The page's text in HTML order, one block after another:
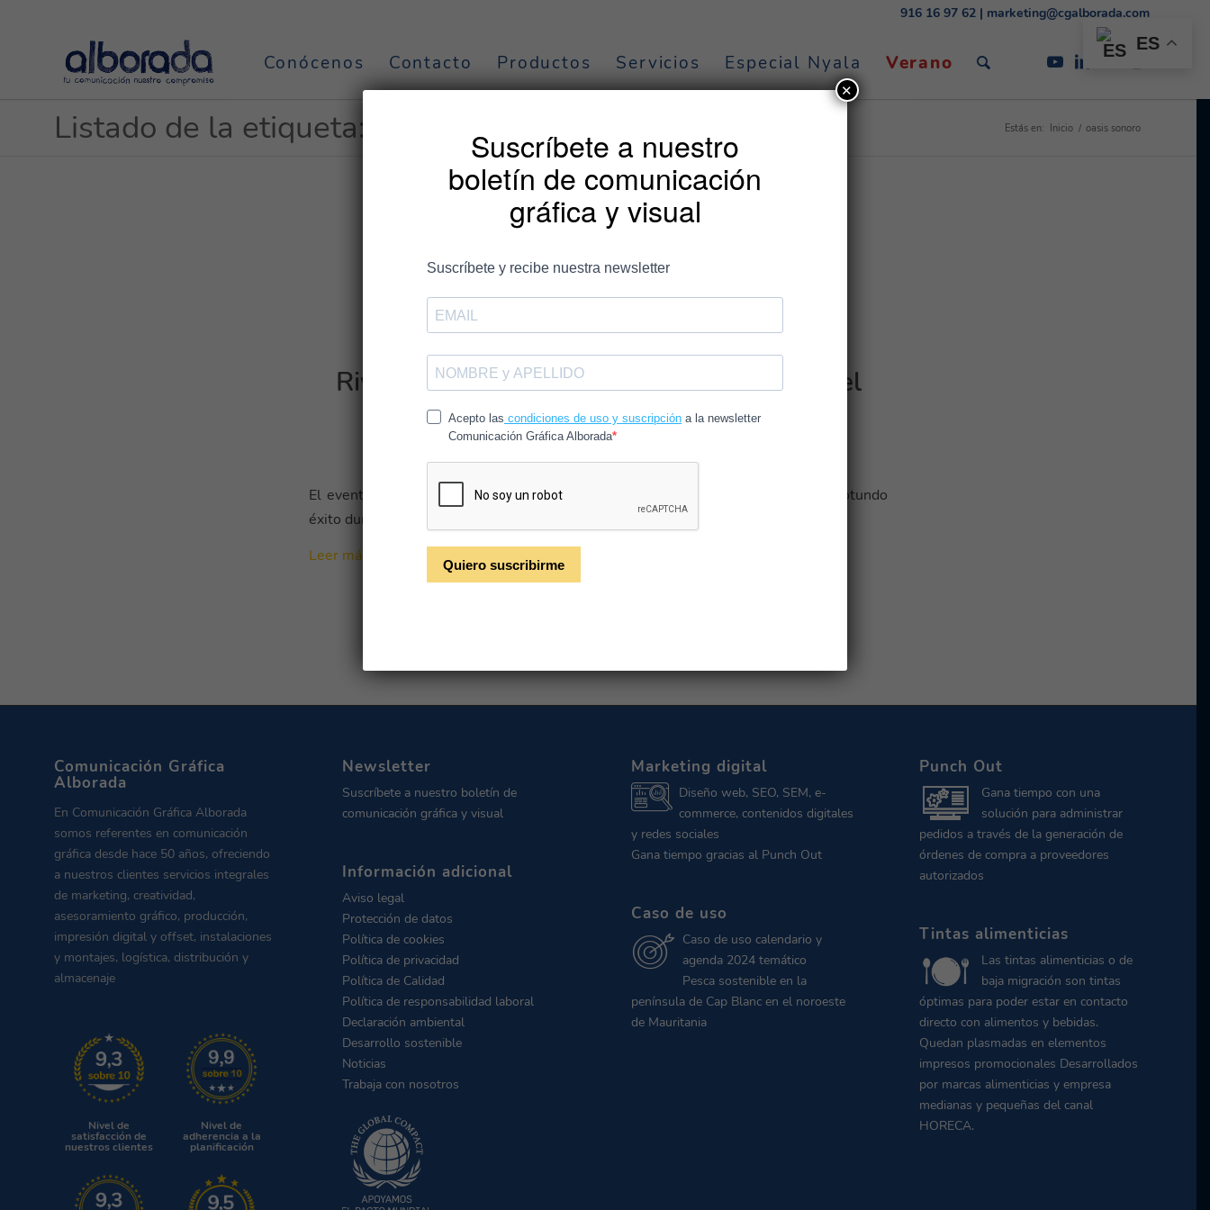
916 16 97 62 | marketing@cgalborada.com
Conócenos Contacto Productos Servicios Especial Nyala Verano
Listado de la etiqueta: oasis sonoro Estás en: Inicio / oasis sonoro
Rivas Sahel organiza la primera edición del
festival Oasis Sonoro
El evento solidario ‘Oasis Sonoro’, organizado por Rivas-Sahel, resultó ser un rotundo
éxito durante su primera edición.
Leer más
Comunicación Gráfica
Alborada
En Comunicación Gráfica Alborada
somos referentes en comunicación
gráfica desde hace 50 años, ofreciendo
a nuestros clientes servicios integrales
de marketing, creatividad,
asesoramiento gráfico, producción,
impresión digital y offset, instalaciones
y montajes, logística, distribución y
almacenaje
Nivel de
satisfacción de
nuestros clientes
Nivel de
adherencia a la
planificación
Newsletter
Suscríbete a nuestro boletín de
comunicación gráfica y visual
Información adicional
Aviso legal
Protección de datos
Política de cookies
Política de privacidad
Política de Calidad
Política de responsabilidad laboral
Declaración ambiental
Desarrollo sostenible
Noticias
Trabaja con nosotros
Marketing digital
Diseño web, SEO, SEM, e-
commerce, contenidos digitales
y redes sociales
Gana tiempo gracias al Punch Out
Caso de uso
Caso de uso calendario y
agenda 2024 temático
Pesca sostenible en la
península de Cap Blanc en el noroeste
de Mauritania
Punch Out
Gana tiempo con una
solución para administrar
pedidos a través de la generación de
órdenes de compra a proveedores
autorizados
Tintas alimenticias
Las tintas alimenticias o de
baja migración son tintas
óptimas para poder estar en contacto
directo con alimentos y bebidas.
Quedan plasmadas en elementos
impresos promocionales Desarrollados
por marcas alimenticias y empresa
medianas y pequeñas del canal
HORECA.
ES
Suscríbete a nuestro
boletín de comunicación
gráfica y visual
✕